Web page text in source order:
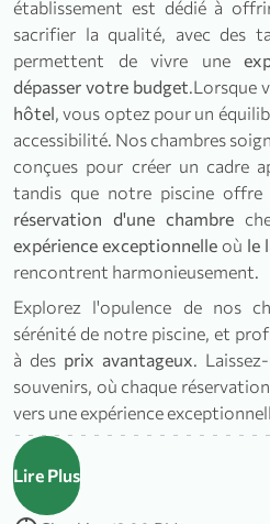
établissement est dédié à
sacrifier la qualité, avec des
permettent de vivre une
dépasser votre budget.Lorsque
hôtel, vous optez pour un
accessibilité. Nos chambres
conçues pour créer un cadre
tandis que notre piscine offre
réservation d'une chambre
expérience exceptionnelle où le
rencontrent harmonieusement.
Explorez l'opulence de nos
sérénité de notre piscine, et
à des prix avantageux.
souvenirs, où chaque
vers une expérience
Lire Plus